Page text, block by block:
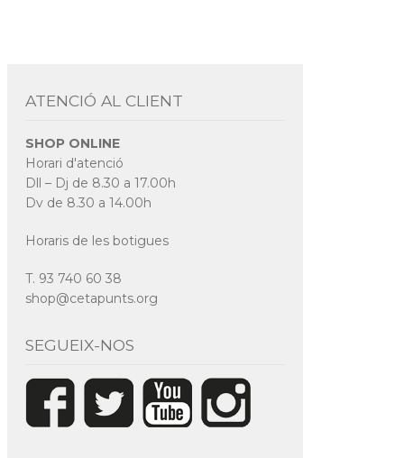
ATENCIÓ AL CLIENT
SHOP ONLINE
Horari d'atenció
Dll – Dj de 8.30 a 17.00h
Dv de 8.30 a 14.00h
Horaris de les botigues
T. 93 740 60 38
shop@cetapunts.org
SEGUEIX-NOS